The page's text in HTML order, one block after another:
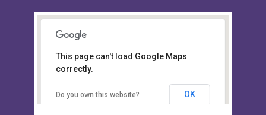
Board of Intermediate &
Secondary Education, Alampur,
Sylhet
This page can't load Google Maps